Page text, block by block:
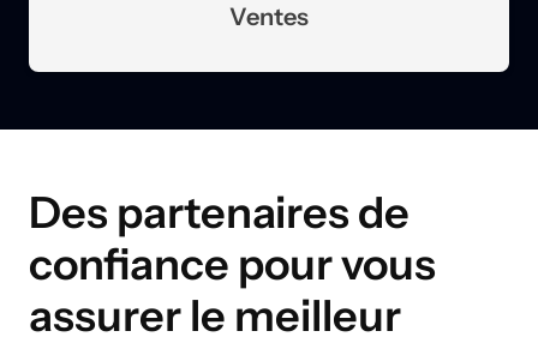
Ventes
Des partenaires de
confiance pour vous
assurer le meilleur